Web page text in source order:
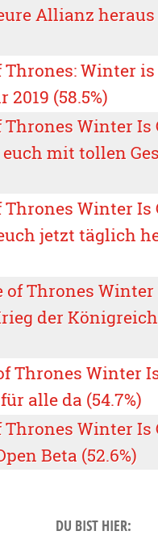
Allianz heraus
Thrones: Winter
(58.5%)
Thrones Winter Is
mit tollen
Thrones Winter Is
jetzt täglich
of Thrones
der
Thrones Winter
alle da (54.7%)
Thrones Winter Is
Beta (52.6%)
DU BIST HIER: